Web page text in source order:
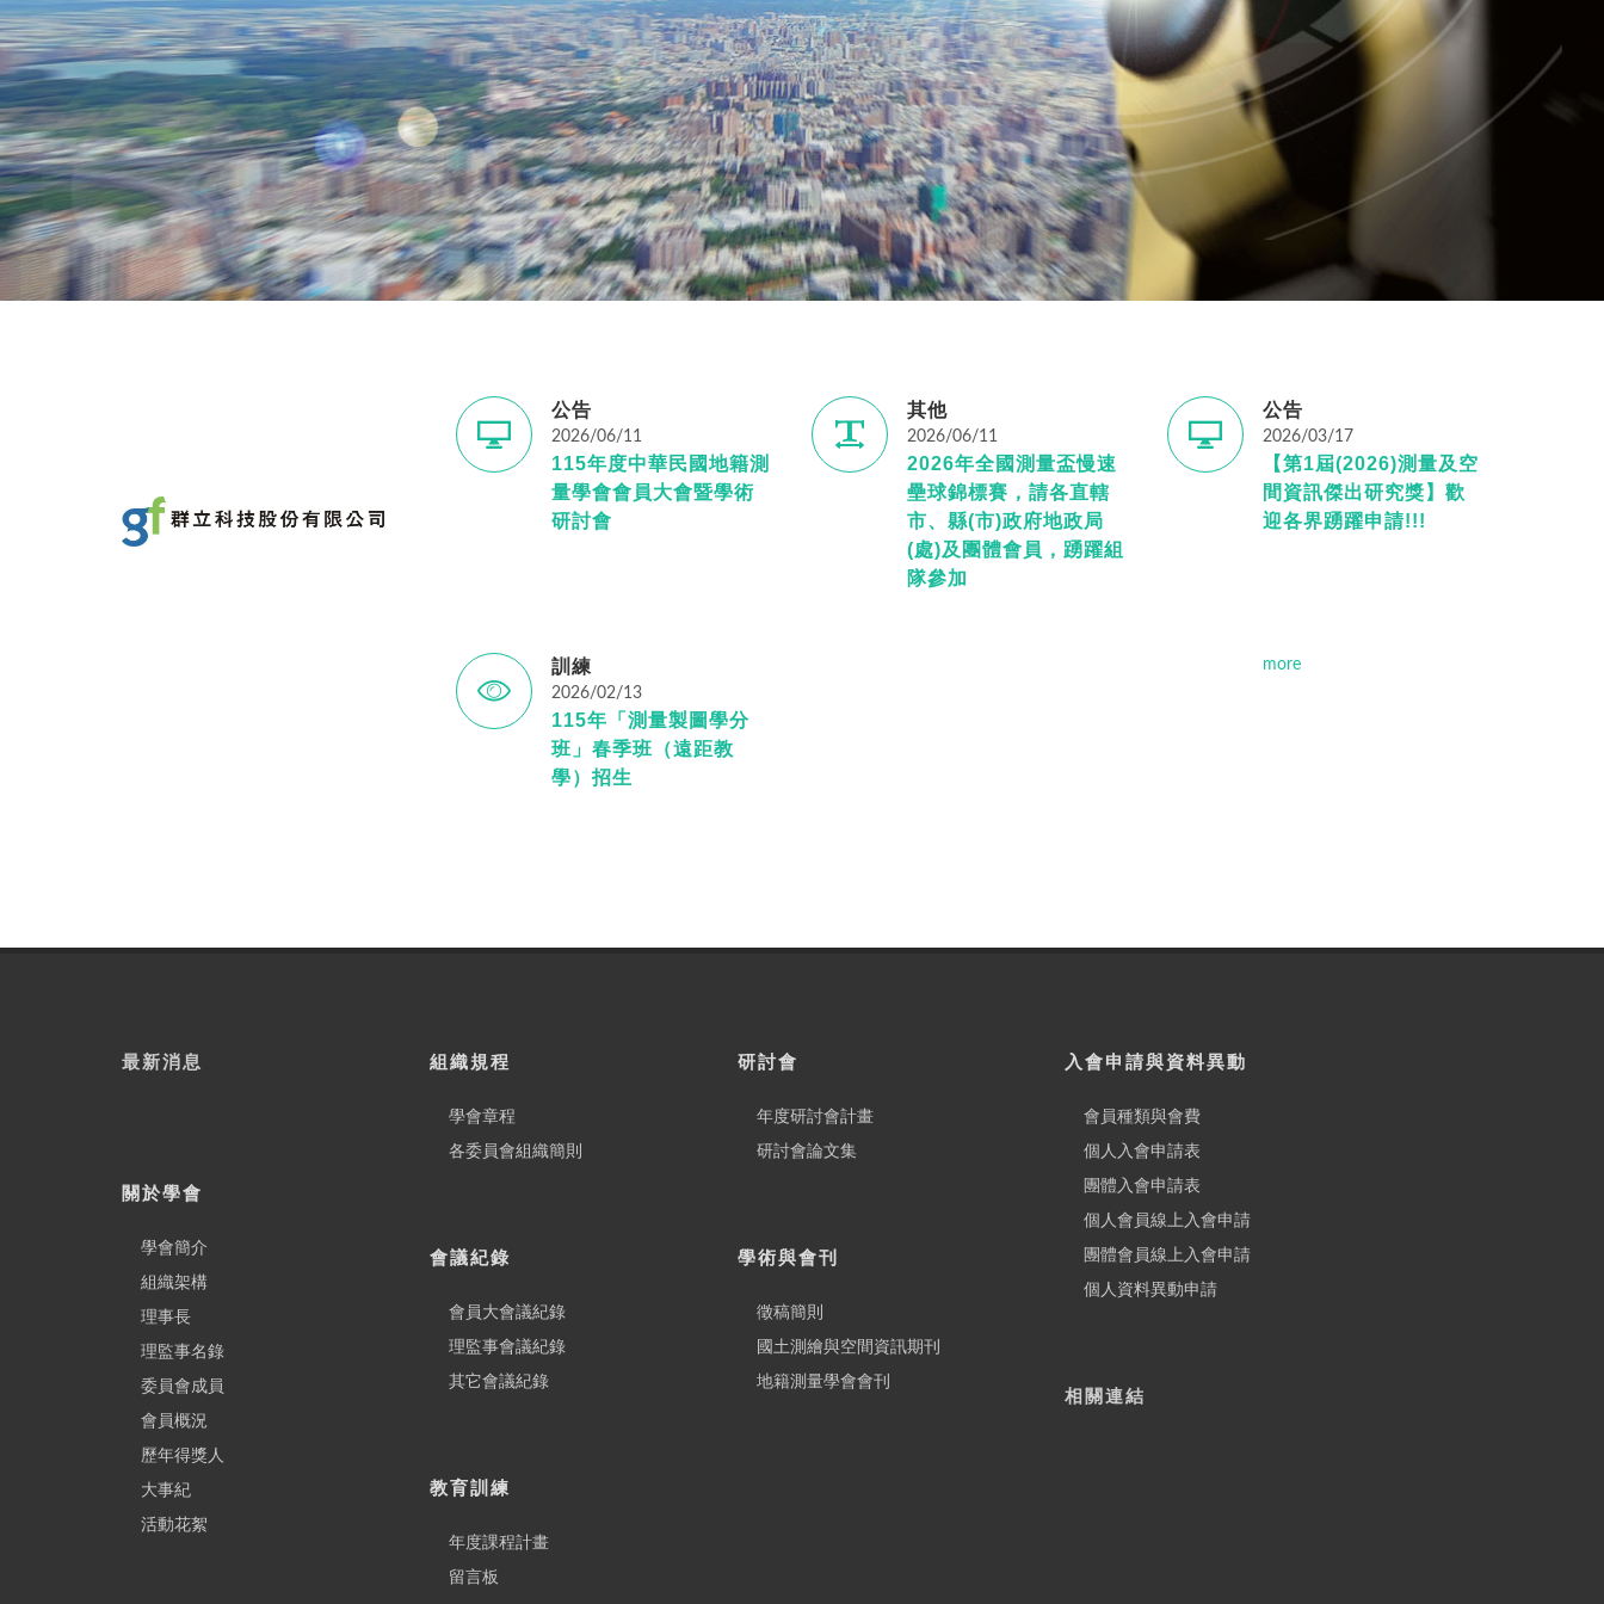
公告
2026/06/11
115年度中華民國地籍測
量學會會員大會暨學術
研討會
其他
2026/06/11
2026年全國測量盃慢速
壘球錦標賽，請各直轄
市、縣(市)政府地政局
(處)及團體會員，踴躍組
隊參加
公告
2026/03/17
【第1屆(2026)測量及空
間資訊傑出研究獎】歡
迎各界踴躍申請!!!
訓練
2026/02/13
115年「測量製圖學分
班」春季班（遠距教
學）招生
more
最新消息
關於學會
學會簡介
組織架構
理事長
理監事名錄
委員會成員
會員概況
歷年得獎人
大事紀
活動花絮
組織規程
學會章程
各委員會組織簡則
會議紀錄
會員大會議紀錄
理監事會議紀錄
其它會議紀錄
教育訓練
年度課程計畫
留言板
研討會
年度研討會計畫
研討會論文集
學術與會刊
徵稿簡則
國土測繪與空間資訊期刊
地籍測量學會會刊
入會申請與資料異動
會員種類與會費
個人入會申請表
團體入會申請表
個人會員線上入會申請
團體會員線上入會申請
個人資料異動申請
相關連結